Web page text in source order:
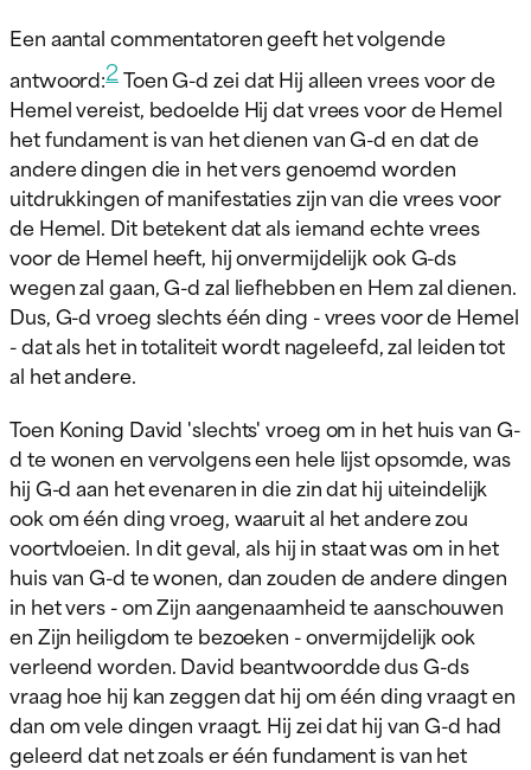
Een aantal commentatoren geeft het volgende
antwoord:2Toen G-d zei dat Hij alleen vrees voor de
Hemel vereist, bedoelde Hij dat vrees voor de Hemel
het fundament is van het dienen van G-d en dat de
andere dingen die in het vers genoemd worden
uitdrukkingen of manifestaties zijn van die vrees voor
de Hemel. Dit betekent dat als iemand echte vrees
voor de Hemel heeft, hij onvermijdelijk ook G-ds
wegen zal gaan, G-d zal liefhebben en Hem zal dienen.
Dus, G-d vroeg slechts één ding - vrees voor de Hemel
- dat als het in totaliteit wordt nageleefd, zal leiden tot
al het andere.
Toen Koning David 'slechts' vroeg om in het huis van G-
d te wonen en vervolgens een hele lijst opsomde, was
hij G-d aan het evenaren in die zin dat hij uiteindelijk
ook om één ding vroeg, waaruit al het andere zou
voortvloeien. In dit geval, als hij in staat was om in het
huis van G-d te wonen, dan zouden de andere dingen
in het vers - om Zijn aangenaamheid te aanschouwen
en Zijn heiligdom te bezoeken - onvermijdelijk ook
verleend worden. David beantwoordde dus G-ds
vraag hoe hij kan zeggen dat hij om één ding vraagt en
dan om vele dingen vraagt. Hij zei dat hij van G-d had
geleerd dat net zoals er één fundament is van het